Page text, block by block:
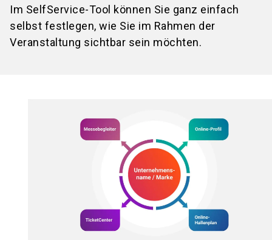
Im SelfService-Tool können Sie ganz einfach
selbst festlegen, wie Sie im Rahmen der
Veranstaltung sichtbar sein möchten.